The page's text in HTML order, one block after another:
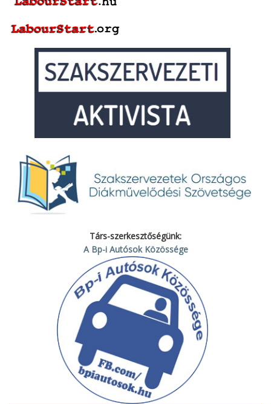
Társ-szerkesztőségünk:
A Bp-i Autósok Közössége